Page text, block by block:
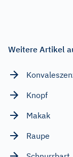
Weitere Artikel
Knopf
Makak
Raupe